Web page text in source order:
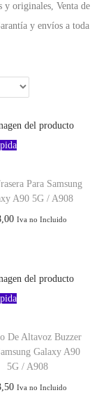
y originales, Venta de
y envíos a toda
Para Samsung
A90 5G / A908
Iva no Incluido
De Altavoz Buzzer
Galaxy A90
5G / A908
Iva no Incluido